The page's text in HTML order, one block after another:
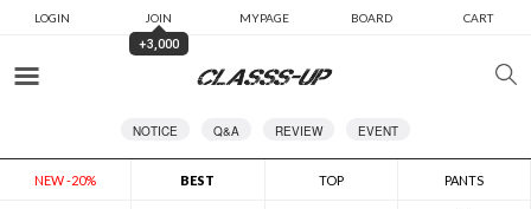
LOGIN JOIN MYPAGE BOARD CART
+3,000
NOTICE Q&A REVIEW EVENT
NEW -20% BEST TOP PANTS